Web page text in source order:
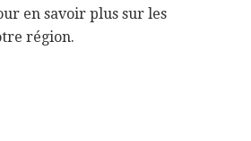
en savoir plus sur les
région.